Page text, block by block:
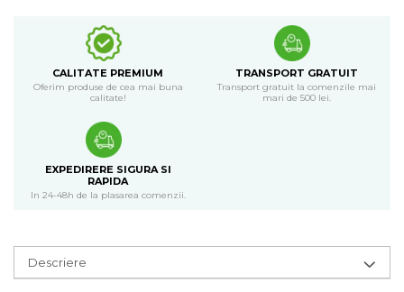
CALITATE PREMIUM
Oferim produse de cea mai buna
calitate!
TRANSPORT GRATUIT
Transport gratuit la comenzile mai
mari de 500 lei.
EXPEDIRERE SIGURA SI
RAPIDA
In 24-48h de la plasarea comenzii.
Descriere